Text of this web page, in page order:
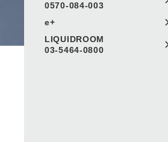
0570-084-003
e+
LIQUIDROOM
03-5464-0800